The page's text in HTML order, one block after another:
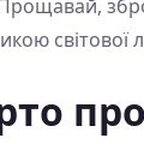
світової